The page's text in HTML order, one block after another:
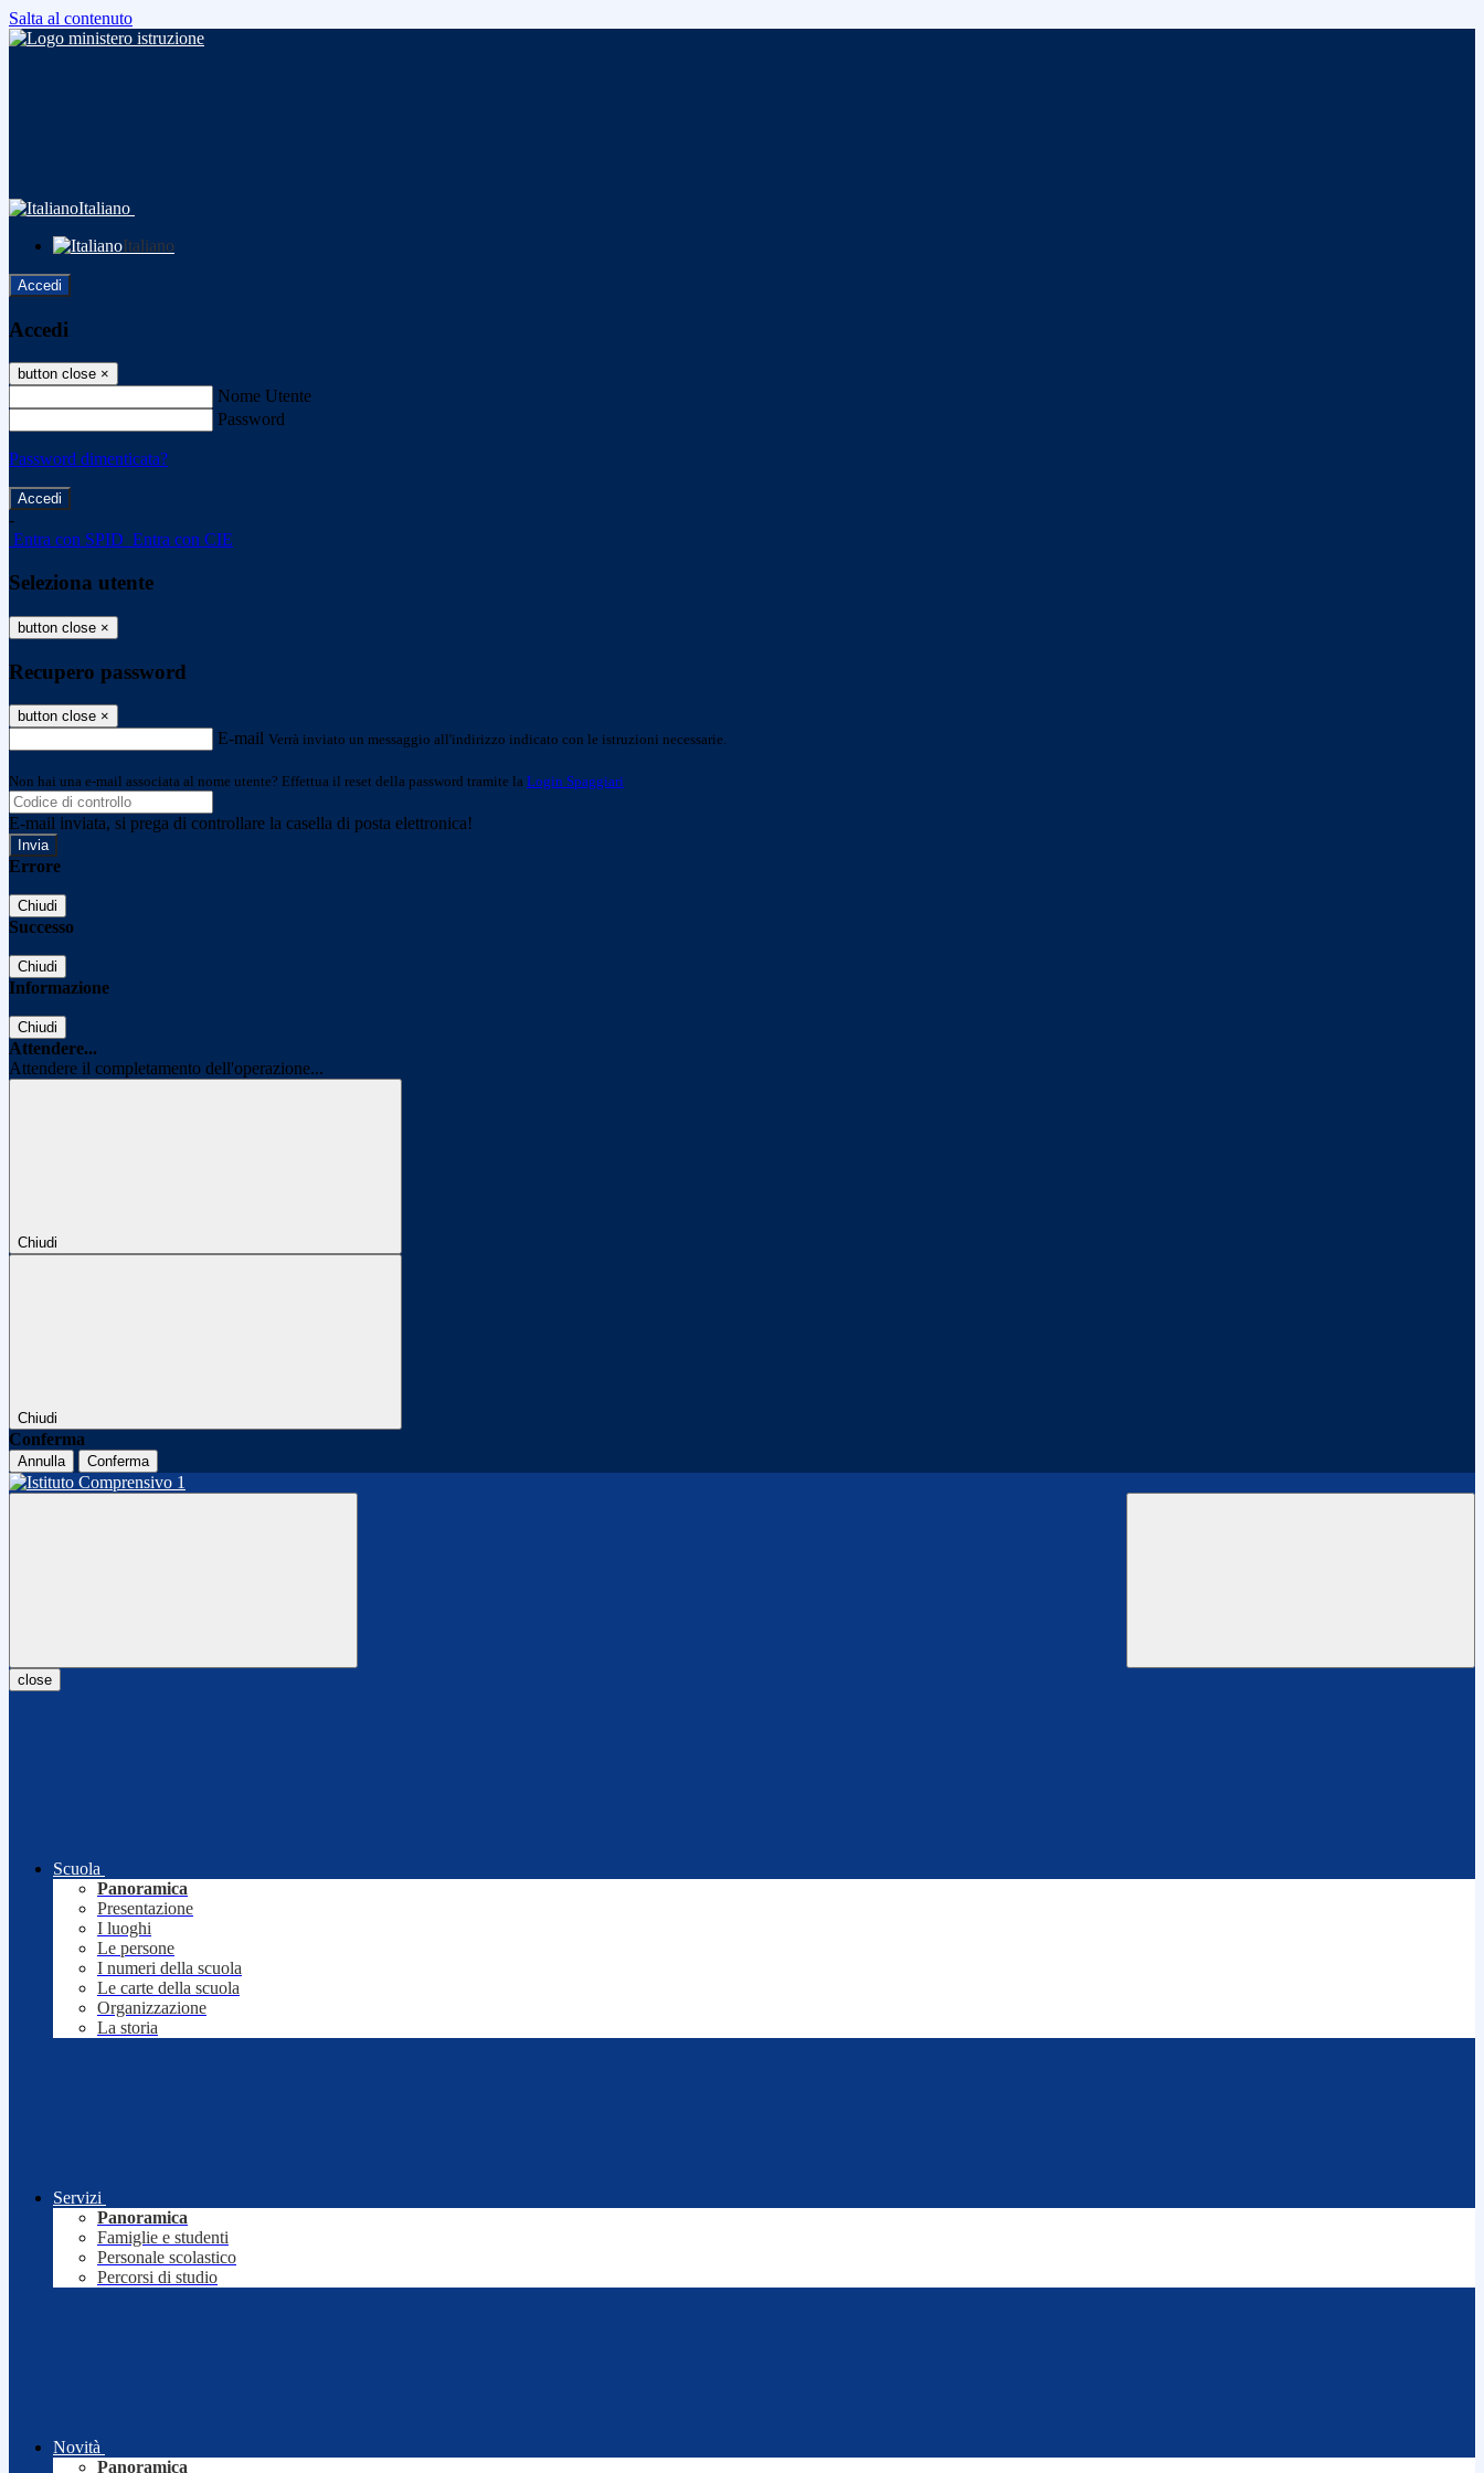
Salta al contenuto
Italiano
Italiano
Accedi
Accedi
button close ×
Nome Utente
Password
Password dimenticata?
-
Entra con SPID Entra con CIE
Seleziona utente
button close ×
Recupero password
button close ×
E-mail Verrà inviato un messaggio all'indirizzo indicato con le istruzioni necessarie.
Non hai una e-mail associata al nome utente? Effettua il reset della password tramite la Login Spaggiari
E-mail inviata, si prega di controllare la casella di posta elettronica!
Errore
Chiudi
Successo
Chiudi
Informazione
Chiudi
Attendere...
Attendere il completamento dell'operazione...
Chiudi
Chiudi
Conferma
Annulla Conferma
close
Scuola
Panoramica
Presentazione
I luoghi
Le persone
I numeri della scuola
Le carte della scuola
Organizzazione
La storia
Servizi
Panoramica
Famiglie e studenti
Personale scolastico
Percorsi di studio
Novità
Panoramica